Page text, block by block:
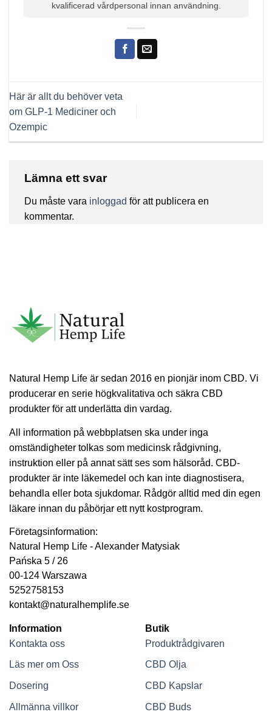
kvalificerad vårdpersonal innan användning.
Här är allt du behöver veta
om GLP-1 Mediciner och
Ozempic
Lämna ett svar
Du måste vara inloggad för att publicera en
kommentar.
Natural Hemp Life är sedan 2016 en pionjär inom CBD. Vi
producerar en serie högkvalitativa och säkra CBD
produkter för att underlätta din vardag.
All information på webbplatsen ska under inga
omständigheter tolkas som medicinsk rådgivning,
instruktion eller på annat sätt ses som hälsoråd. CBD-
produkter är inte läkemedel och kan inte diagnostisera,
behandla eller bota sjukdomar. Rådgör alltid med din egen
läkare innan du påbörjar ett nytt kostprogram.
Företagsinformation:
Natural Hemp Life - Alexander Matysiak
Pańska 5 / 26
00-124 Warszawa
5252758153
kontakt@naturalhemplife.se
Information
Kontakta oss
Läs mer om Oss
Dosering
Allmänna villkor
Butik
Produktrådgivaren
CBD Olja
CBD Kapslar
CBD Buds